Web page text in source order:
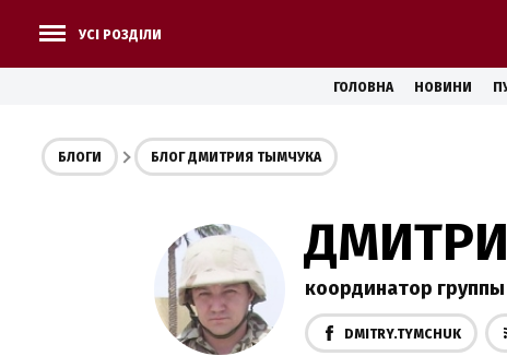
УСІ РОЗДІЛИ
ГОЛОВНА НОВИНИ
БЛОГИ БЛОГ ДМИТРИЯ ТЫМЧУКА
координатор
DMITRY.TYMCHUK